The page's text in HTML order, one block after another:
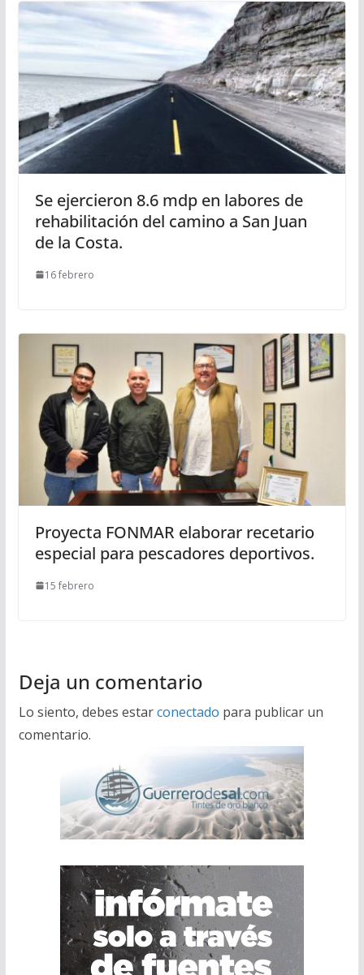
Se ejercieron 8.6 mdp en labores de
rehabilitación del camino a San Juan
de la Costa.
16 febrero
Proyecta FONMAR elaborar recetario
especial para pescadores deportivos.
15 febrero
Deja un comentario
Lo siento, debes estarconectado para publicar un
comentario.